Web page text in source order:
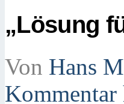
„Lösung
Von Hans
Kommentar